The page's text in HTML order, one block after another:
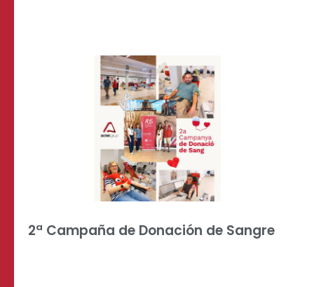
2ª Campaña de Donación de Sangre